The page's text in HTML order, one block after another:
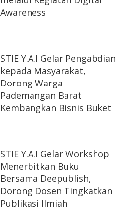
Awareness
STIE Y.A.I Gelar Pengabdian
kepada Masyarakat,
Dorong Warga
Pademangan Barat
Kembangkan Bisnis Buket
STIE Y.A.I Gelar Workshop
Menerbitkan Buku
Bersama Deepublish,
Dorong Dosen Tingkatkan
Publikasi Ilmiah